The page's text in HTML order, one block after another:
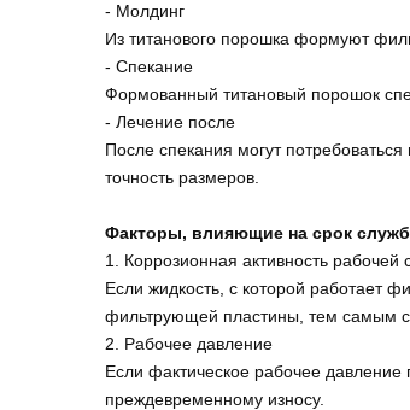
- Молдинг
Из титанового порошка формуют
- Спекание
Формованный титановый порошок
- Лечение после
После спекания могут
точность размеров.
Факторы, влияющие на срок
1. Коррозионная активность рабочей
Если жидкость, с которой работает
фильтрующей пластины, тем самым
2. Рабочее давление
Если фактическое рабочее
преждевременному износу.